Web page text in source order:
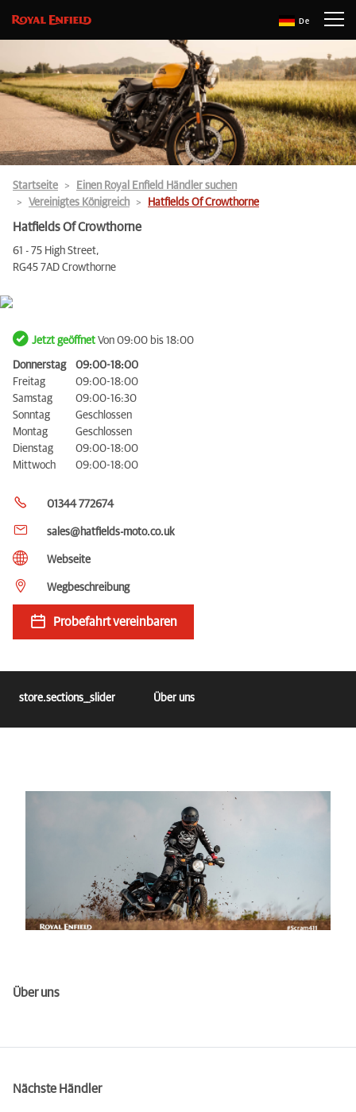
De
Startseite
Einen Royal Enfield Händler suchen
Vereinigtes Königreich
Hatfields Of Crowthorne
Hatfields Of Crowthorne
61 - 75 High Street,
RG45 7AD Crowthorne
Jetzt geöffnet Von 09:00 bis 18:00
Donnerstag
09:00-18:00
Freitag
09:00-18:00
Samstag
09:00-16:30
Sonntag
Geschlossen
Montag
Geschlossen
Dienstag
09:00-18:00
Mittwoch
09:00-18:00
01344 772674
sales@hatfields-moto.co.uk
Webseite
Wegbeschreibung
Probefahrt vereinbaren
store.sections__slider Über uns
Über uns
Nächste Händler